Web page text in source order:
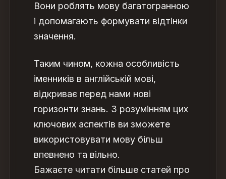
Вони роблять мову багатогранною
і допомагають формувати відтінки
значення.
Таким чином, кожна особливість
іменників в англійській мові,
відкриває перед нами нові
горизонти знань. З розумінням цих
ключових аспектів ви зможете
використовувати мову більш
впевнено та вільно.
Бажаєте читати більше статей про